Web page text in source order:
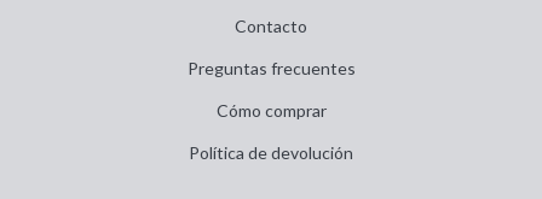
Contacto
Preguntas frecuentes
Cómo comprar
Política de devolución